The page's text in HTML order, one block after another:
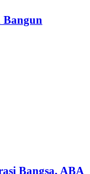
Bangun
Bangsa, ABA